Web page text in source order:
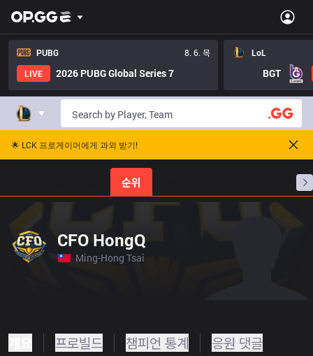
PUBG
8. 6. 목
LIVE
2026 PUBG Global Series 7
LoL
BGT
🌟 LCK 프로게이머에게 과외 받기!
순위 프로빌
CFO HongQ
Ming-Hong Tsai
프로빌드 챔피언 통계 응원 댓글